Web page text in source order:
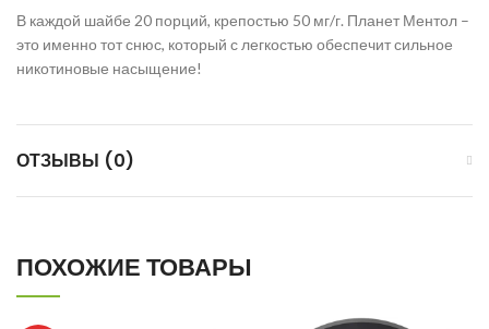
В каждой шайбе 20 порций, крепостью 50 мг/г. Планет Ментол –
это именно тот снюс, который с легкостью обеспечит сильное
никотиновые насыщение!
ОТЗЫВЫ (0)
ПОХОЖИЕ ТОВАРЫ